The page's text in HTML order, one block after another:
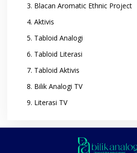
Blacan Aromatic Ethnic Project
Aktivis
Tabloid Analogi
Tabloid Literasi
Tabloid Aktivis
Bilik Analogi TV
Literasi TV